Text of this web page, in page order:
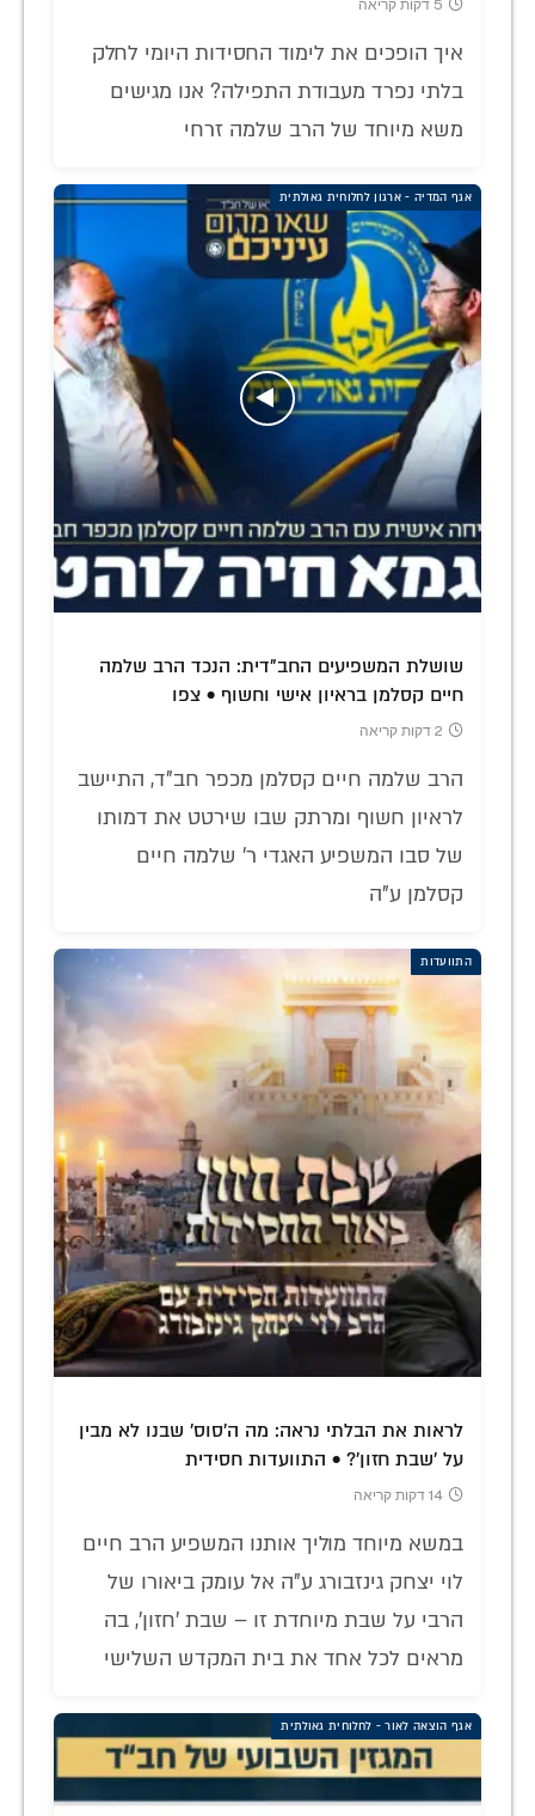
5 דקות קריאה
איך הופכים את לימוד החסידות היומי לחלק
בלתי נפרד מעבודת התפילה? אנו מגישים
משא מיוחד של הרב שלמה זרחי
אגף המדיה - ארגון לחלוחית גאולתית
שושלת המשפיעים החב"דית: הנכד הרב שלמה
חיים קסלמן בראיון אישי וחשוף • צפו
2 דקות קריאה
הרב שלמה חיים קסלמן מכפר חב"ד, התיישב
לראיון חשוף ומרתק שבו שירטט את דמותו
של סבו המשפיע האגדי ר' שלמה חיים
קסלמן ע"ה
התוועדות
לראות את הבלתי נראה: מה ה'סוס' שבנו לא מבין
על 'שבת חזון'? • התוועדות חסידית
14 דקות קריאה
במשא מיוחד מוליך אותנו המשפיע הרב חיים
לוי יצחק גינזבורג ע"ה אל עומק ביאורו של
הרבי על שבת מיוחדת זו – שבת 'חזון', בה
מראים לכל אחד את בית המקדש השלישי
אגף הוצאה לאור - לחלוחית גאולתית